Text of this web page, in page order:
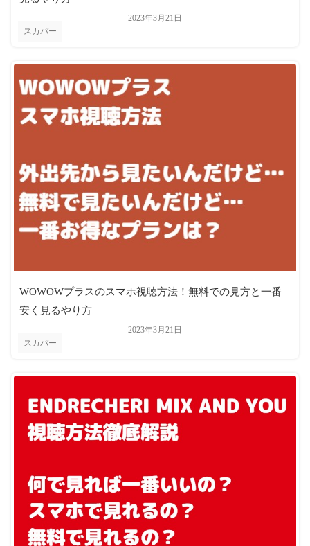
スカパー
2023年3月21日
スカパー
2023年3月21日
WOWOWプラスのスマホ視聴方法！無料での見方と一番
安く見るやり方